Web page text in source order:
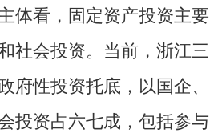
看，固定资产投资主要
社会投资。当前，浙江三
府性投资托底，以国企、
投资占六七成，包括参与